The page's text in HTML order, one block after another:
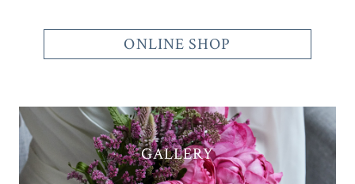
ONLINE SHOP
GALLERY